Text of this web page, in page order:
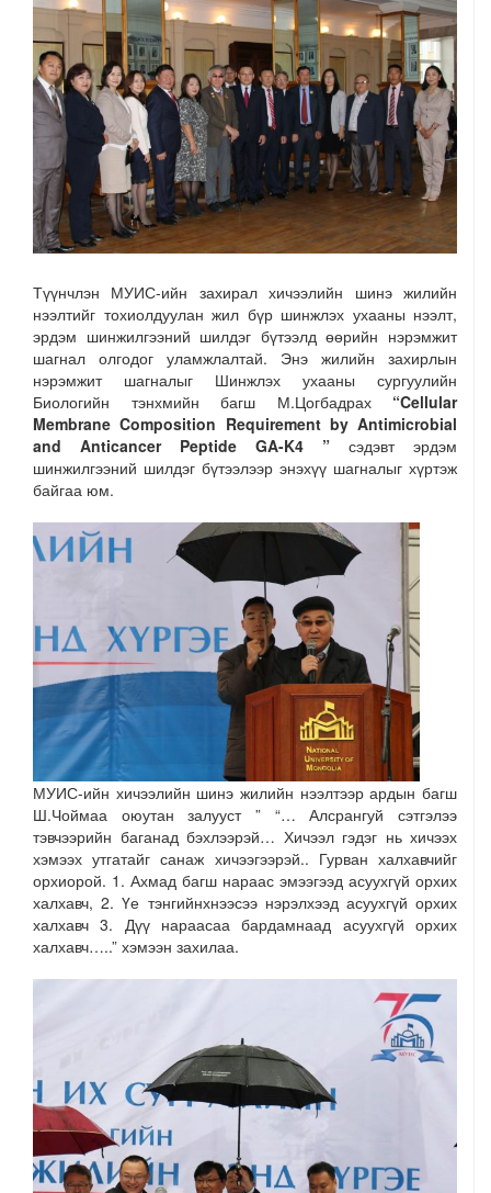
Түүнчлэн МУИС-ийн захирал хичээлийн шинэ жилийн
нээлтийг тохиолдуулан жил бүр шинжлэх ухааны нээлт,
эрдэм шинжилгээний шилдэг бүтээлд өөрийн нэрэмжит
шагнал олгодог уламжлалтай. Энэ жилийн захирлын
нэрэмжит шагналыг Шинжлэх ухааны сургуулийн
Биологийн тэнхмийн багш М.Цогбадрах “Cellular
Membrane Composition Requirement by Antimicrobial
and Anticancer Peptide GA-K4 ” сэдэвт эрдэм
шинжилгээний шилдэг бүтээлээр энэхүү шагналыг хүртэж
байгаа юм.
МУИС-ийн хичээлийн шинэ жилийн нээлтээр ардын багш
Ш.Чоймаа оюутан залууст ” “… Алсрангуй сэтгэлээ
тэвчээрийн баганад бэхлээрэй… Хичээл гэдэг нь хичээх
хэмээх утгатайг санаж хичээгээрэй.. Гурван халхавчийг
орхиорой. 1. Ахмад багш нараас эмээгээд асуухгүй орхих
халхавч, 2. Үе тэнгийнхнээсээ нэрэлхээд асуухгүй орхих
халхавч 3. Дүү нараасаа бардамнаад асуухгүй орхих
халхавч…..” хэмээн захилаа.